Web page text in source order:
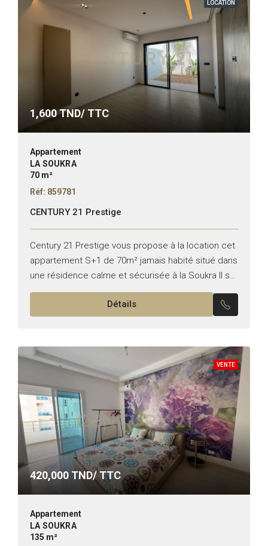
LOCATION
1,600TND/ TTC
Appartement
LA SOUKRA
70 m²
Réf: 859781
CENTURY 21 Prestige
Century 21 Prestige vous propose à la location cet
appartement S+1 de 70m² jamais habité situé dans
une résidence calme et sécurisée à la Soukra Il se
compose comme suit : –...
Détails
VENTE
420,000 TND/ TTC
Appartement
LA SOUKRA
135 m²